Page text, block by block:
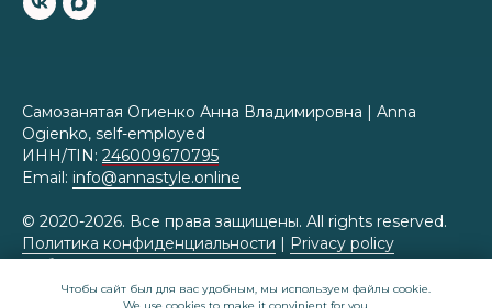
Самозанятая Огиенко Анна Владимировна | Anna
Ogienko, self-employed
ИНН/TIN: 246009670795
Email: info@annastyle.online
© 2020-2026. Все права защищены. All rights reserved.
Политика конфиденциальности | Privacy policy
Публичная оферта|Public offer
Чтобы сайт был для вас удобным, мы используем файлы cookie.